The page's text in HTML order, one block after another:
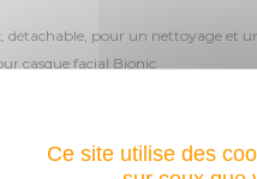
pour un nettoyage et
casque facial Bionic
Ce site utilise des